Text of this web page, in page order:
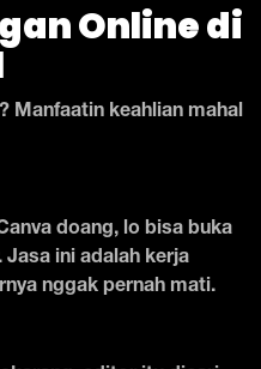
Online di
Manfaatin keahlian mahal
doang, lo bisa buka
Jasa ini adalah kerja
nggak pernah mati.